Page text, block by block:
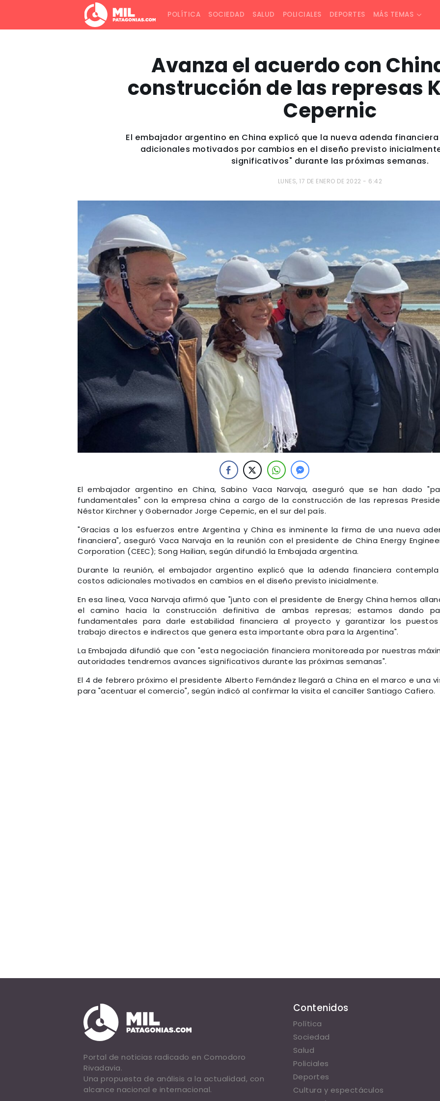
POLÍTICA SOCIEDAD SALUD POLICIALES DEPORTES MÁS TEMAS
Avanza el acuerdo con
construcción de las represas
Cepernic
El embajador argentino en China explicó que la nueva adenda
adicionales motivados por cambios en el diseño previsto
significativos" durante las próximas semanas.
LUNES, 17 DE ENERO DE 2022 - 6:42
El embajador argentino en China, Sabino Vaca Narvaja, aseguró que se han dado
fundamentales" con la empresa china a cargo de la construcción de las represas
Néstor Kirchner y Gobernador Jorge Cepernic, en el sur del país.
"Gracias a los esfuerzos entre Argentina y China es inminente la firma de una nueva
financiera", aseguró Vaca Narvaja en la reunión con el presidente de China Energy
Corporation (CEEC); Song Hailian, según difundió la Embajada argentina.
Durante la reunión, el embajador argentino explicó que la adenda financiera
costos adicionales motivados en cambios en el diseño previsto inicialmente.
En esa línea, Vaca Narvaja afirmó que "junto con el presidente de Energy China hemos
el camino hacia la construcción definitiva de ambas represas; estamos dando
fundamentales para darle estabilidad financiera al proyecto y garantizar los
trabajo directos e indirectos que genera esta importante obra para la Argentina".
La Embajada difundió que con "esta negociación financiera monitoreada por nuestras
autoridades tendremos avances significativos durante las próximas semanas".
El 4 de febrero próximo el presidente Alberto Fernández llegará a China en el marco e una
para "acentuar el comercio", según indicó al confirmar la visita el canciller Santiago Cafiero.
Portal de noticias radicado en Comodoro
Rivadavia.
Una propuesta de análisis a la actualidad, con
alcance nacional e internacional.
Contenidos
Política
Sociedad
Salud
Policiales
Deportes
Cultura y espectáculos